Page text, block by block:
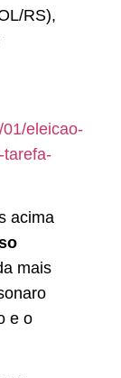
RS),
eleicao-
tarefa-
acima
mais
e o